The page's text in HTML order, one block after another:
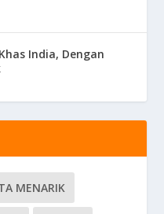
India, Dengan
MENARIK